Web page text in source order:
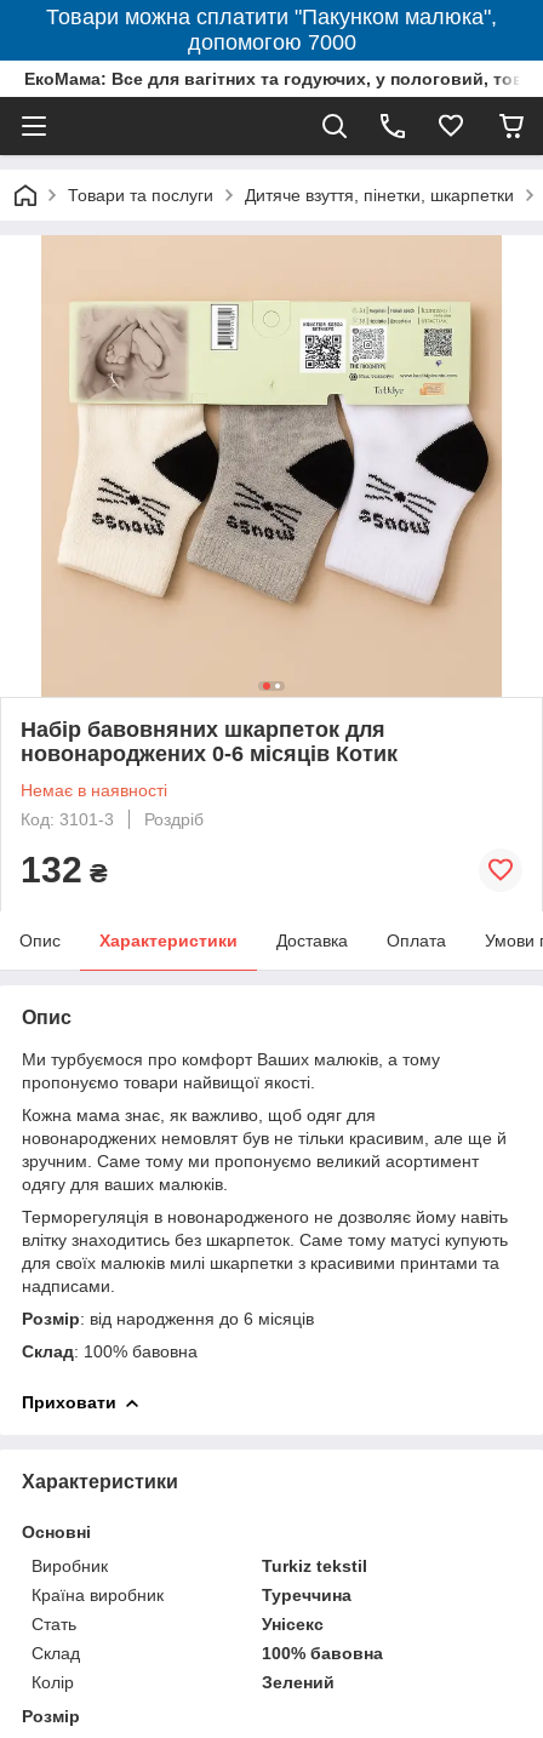
Товари можна сплатити "Пакунком малюка",
допомогою 7000
ЕкоМама: Все для вагітних та годуючих, у пологовий,
Товари та послуги Дитяче взуття, пінетки, шкарпетки
Набір бавовняних шкарпеток для
новонароджених 0-6 місяців Котик
Немає в наявності
Код: 3101-3
Роздріб
132 ₴
Опис Характеристики Доставка Оплата Умови
Опис
Ми турбуємося про комфорт Ваших малюків, а тому
пропонуємо товари найвищої якості.
Кожна мама знає, як важливо, щоб одяг для
новонароджених немовлят був не тільки красивим, але ще й
зручним. Саме тому ми пропонуємо великий асортимент
одягу для ваших малюків.
Терморегуляція в новонародженого не дозволяє йому навіть
влітку знаходитись без шкарпеток. Саме тому матусі купують
для своїх малюків милі шкарпетки з красивими принтами та
надписами.
Розмір: від народження до 6 місяців
Склад: 100% бавовна
Приховати
Характеристики
Основні
Виробник
Turkiz tekstil
Країна виробник
Туреччина
Стать
Унісекс
Склад
100% бавовна
Колір
Зелений
Розмір